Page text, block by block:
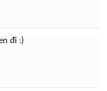
đi :)